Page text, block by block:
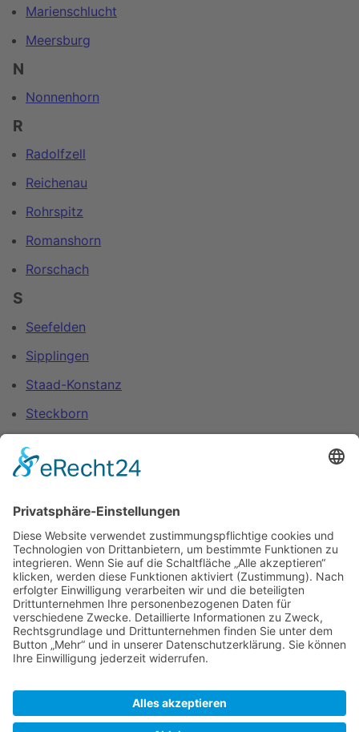
Marienschlucht
Meersburg
N
Nonnenhorn
R
Radolfzell
Reichenau
Rohrspitz
Romanshorn
Rorschach
S
Seefelden
Sipplingen
Staad-Konstanz
Steckborn
U
W
Wallhausen
Wasserburg
Ü
Überlingen
Zuletzt bearbeitet vor 20 Jahren